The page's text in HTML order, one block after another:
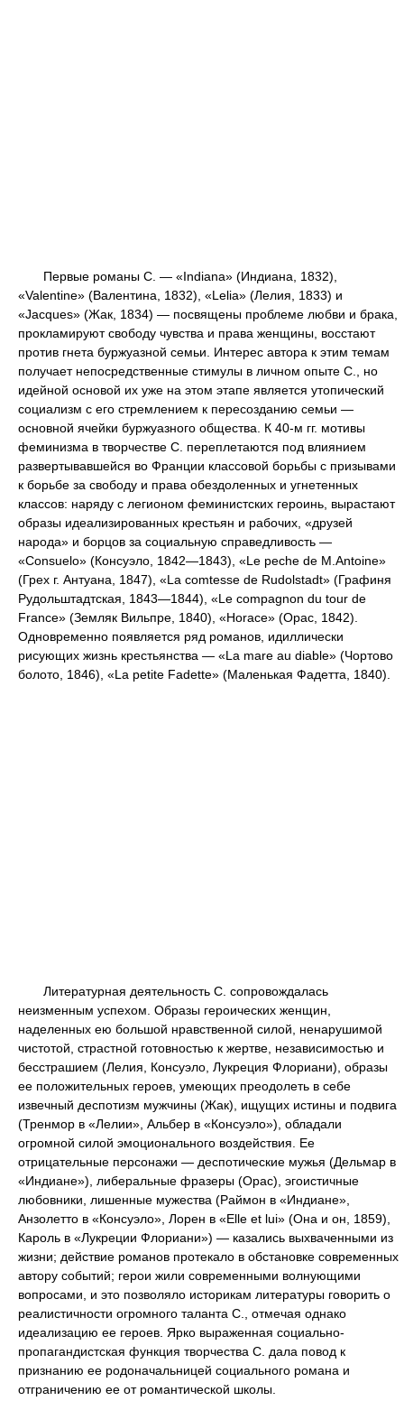
Первые романы С. — «Indiana» (Индиана, 1832),
«Valentine» (Валентина, 1832), «Lelia» (Лелия, 1833) и
«Jacques» (Жак, 1834) — посвящены проблеме любви и брака,
прокламируют свободу чувства и права женщины, восстают
против гнета буржуазной семьи. Интерес автора к этим темам
получает непосредственные стимулы в личном опыте С., но
идейной основой их уже на этом этапе является утопический
социализм с его стремлением к пересозданию семьи —
основной ячейки буржуазного общества. К 40-м гг. мотивы
феминизма в творчестве С. переплетаются под влиянием
развертывавшейся во Франции классовой борьбы с призывами
к борьбе за свободу и права обездоленных и угнетенных
классов: наряду с легионом феминистских героинь, вырастают
образы идеализированных крестьян и рабочих, «друзей
народа» и борцов за социальную справедливость —
«Consuelo» (Консуэло, 1842—1843), «Le peche de M.Antoine»
(Грех г. Антуана, 1847), «La comtesse de Rudolstadt» (Графиня
Рудольштадтская, 1843—1844), «Le compagnon du tour de
France» (Земляк Вильпре, 1840), «Horace» (Орас, 1842).
Одновременно появляется ряд романов, идиллически
рисующих жизнь крестьянства — «La mare au diable» (Чортово
болото, 1846), «La petite Fadette» (Маленькая Фадетта, 1840).
Литературная деятельность С. сопровождалась
неизменным успехом. Образы героических женщин,
наделенных ею большой нравственной силой, ненарушимой
чистотой, страстной готовностью к жертве, независимостью и
бесстрашием (Лелия, Консуэло, Лукреция Флориани), образы
ее положительных героев, умеющих преодолеть в себе
извечный деспотизм мужчины (Жак), ищущих истины и подвига
(Тренмор в «Лелии», Альбер в «Консуэло»), обладали
огромной силой эмоционального воздействия. Ее
отрицательные персонажи — деспотические мужья (Дельмар в
«Индиане»), либеральные фразеры (Орас), эгоистичные
любовники, лишенные мужества (Раймон в «Индиане»,
Анзолетто в «Консуэло», Лорен в «Elle et lui» (Она и он, 1859),
Кароль в «Лукреции Флориани») — казались выхваченными из
жизни; действие романов протекало в обстановке современных
автору событий; герои жили современными волнующими
вопросами, и это позволяло историкам литературы говорить о
реалистичности огромного таланта С., отмечая однако
идеализацию ее героев. Ярко выраженная социально-
пропагандистская функция творчества С. дала повод к
признанию ее родоначальницей социального романа и
отграничению ее от романтической школы.